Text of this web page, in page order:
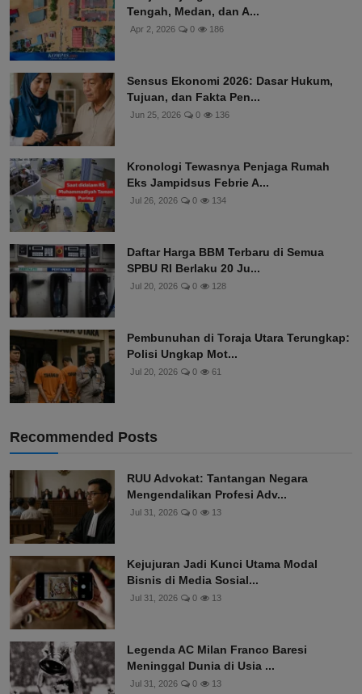
Tengah, Medan, dan A...
Apr 2, 2026 0 186
Sensus Ekonomi 2026: Dasar Hukum,
Tujuan, dan Fakta Pen...
Jun 25, 2026 0 136
Kronologi Tewasnya Penjaga Rumah
Eks Jampidsus Febrie A...
Jul 26, 2026 0 134
Daftar Harga BBM Terbaru di Semua
SPBU RI Berlaku 20 Ju...
Jul 20, 2026 0 128
Pembunuhan di Toraja Utara Terungkap:
Polisi Ungkap Mot...
Jul 20, 2026 0 61
Recommended Posts
RUU Advokat: Tantangan Negara
Mengendalikan Profesi Adv...
Jul 31, 2026 0 13
Kejujuran Jadi Kunci Utama Modal
Bisnis di Media Sosial...
Jul 31, 2026 0 13
Legenda AC Milan Franco Baresi
Meninggal Dunia di Usia ...
Jul 31, 2026 0 13